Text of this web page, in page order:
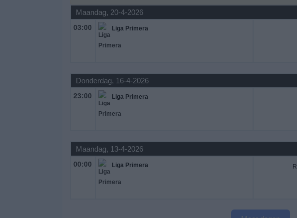
Maandag, 20-4-2026
03:00 Liga Primera
Donderdag, 16-4-2026
23:00 Liga Primera
Maandag, 13-4-2026
00:00 Liga Primera